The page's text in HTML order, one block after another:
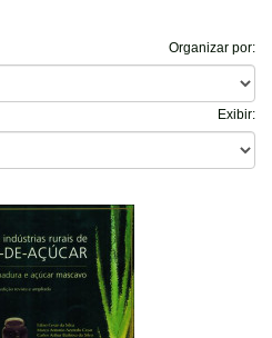
Organizar por:
Exibir: